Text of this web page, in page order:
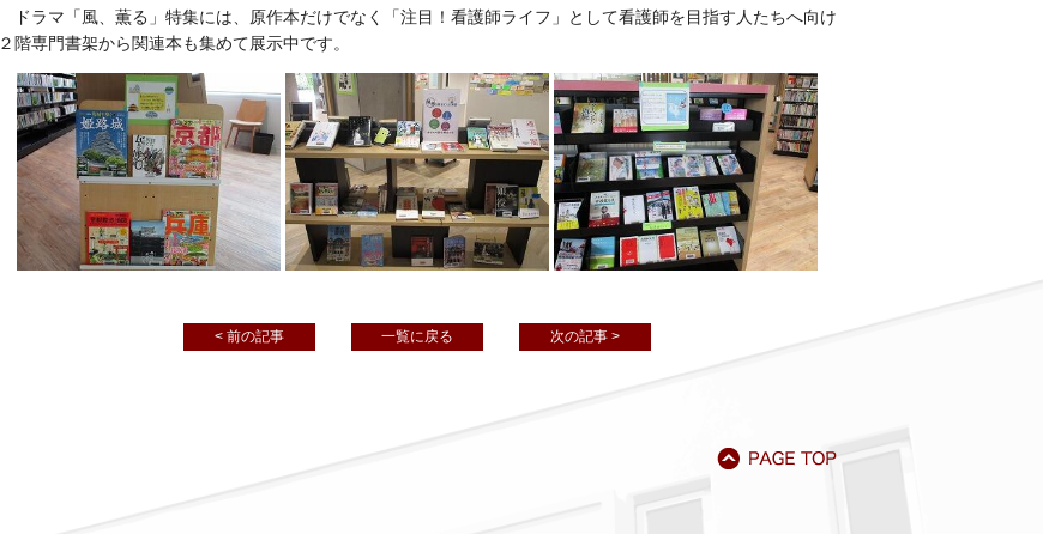
ドラマ「風、薫る」特集には、原作本だけでなく「注目！看護師ライフ」として看護師を目指す人たちへ向け
２階専門書架から関連本も集めて展示中です。
< 前の記事 一覧に戻る 次の記事 >